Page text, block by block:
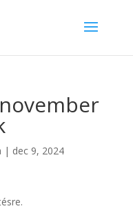
| dec 9, 2024